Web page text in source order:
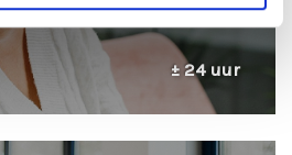
± 24 uur